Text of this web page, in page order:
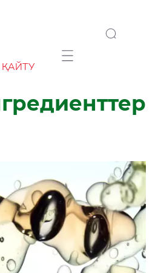
Mobile navigation